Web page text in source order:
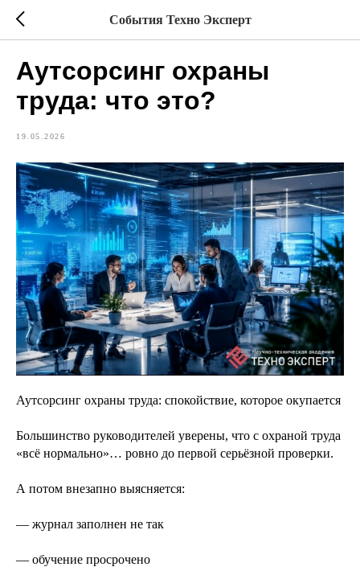
События Техно Эксперт
Аутсорсинг охраны
труда: что это?
19.05.2026
Аутсорсинг охраны труда: спокойствие, которое окупается
Большинство руководителей уверены, что с охраной труда
«всё нормально»… ровно до первой серьёзной проверки.
А потом внезапно выясняется:
— журнал заполнен не так
— обучение просрочено